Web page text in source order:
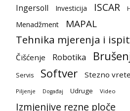
Ingersoll Investicija ISCAR
Menadžment
MAPAL
Tehnika mjerenja i
Čišćenje Robotika
Servis Softver Stezno
Piljenje Događaj Udruge Video
Izmjenjive rezne ploče